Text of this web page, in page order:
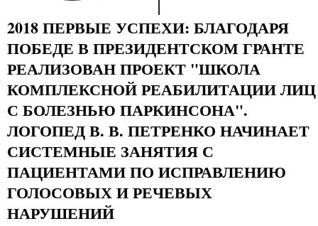
2018 ПЕРВЫЕ УСПЕХИ: БЛАГОДАРЯ
ПОБЕДЕ В ПРЕЗИДЕНТСКОМ ГРАНТЕ
РЕАЛИЗОВАН ПРОЕКТ "ШКОЛА
КОМПЛЕКСНОЙ РЕАБИЛИТАЦИИ ЛИЦ
С БОЛЕЗНЬЮ ПАРКИНСОНА".
ЛОГОПЕД В. В. ПЕТРЕНКО НАЧИНАЕТ
СИСТЕМНЫЕ ЗАНЯТИЯ С
ПАЦИЕНТАМИ ПО ИСПРАВЛЕНИЮ
ГОЛОСОВЫХ И РЕЧЕВЫХ
НАРУШЕНИЙ